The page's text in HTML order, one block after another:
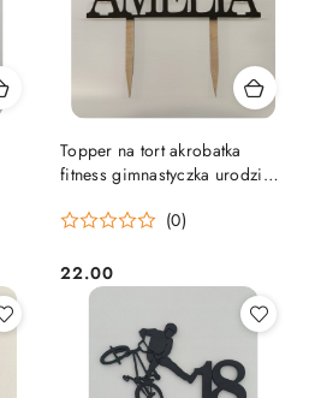
Topper na tort akrobatka
fitness gimnastyczka urodziny
(0)
Cena:
22.00